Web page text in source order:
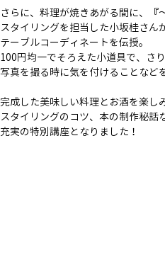
さらに、料理が焼きあがる間に、『
スタイリングを担当した小坂桂さん
テーブルコーディネートを伝授。
100円均一でそろえた小道具で、さ
写真を撮る時に気を付けることなど
完成した美味しい料理とお酒を楽し
スタイリングのコツ、本の制作秘話
充実の特別講座となりました！